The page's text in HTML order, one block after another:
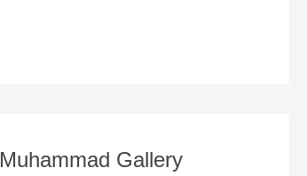
Muhammad Gallery